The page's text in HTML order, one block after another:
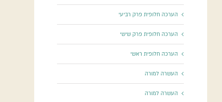
הערכה חלופית פרק רביעי
הערכה חלופית פרק שישי
הערכה חלופית ראשי
העשרה למורה
העשרה למורה